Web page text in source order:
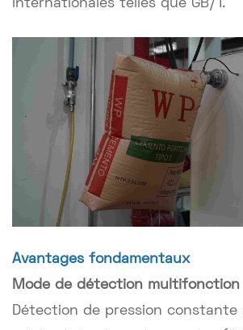
internationales telles que GB/T.
Avantages fondamentaux
Mode de détection multifonction
Détection de pression constante